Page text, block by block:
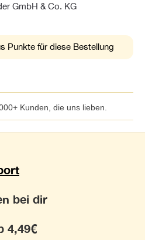
GmbH & Co. KG
Punkte für diese Bestellung
Kunden, die uns lieben.
bei dir
4,49€